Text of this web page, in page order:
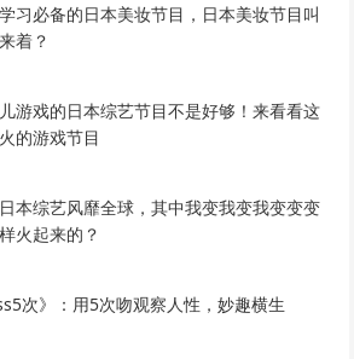
习必备的日本美妆节目，日本美妆节目叫
着？
游戏的日本综艺节目不是好够！来看看这
的游戏节目
本综艺风靡全球，其中我变我变我变变变
火起来的？
次》：用5次吻观察人性，妙趣横生